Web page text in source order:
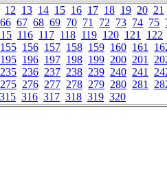
12 13 14 15 16 17 18 19 20 21
66 67 68 69 70 71 72 73 74 75
116 117 118 119 120 121 122
155 156 157 158 159 160 161
195 196 197 198 199 200 201
235 236 237 238 239 240 241
275 276 277 278 279 280 281
315 316 317 318 319 320